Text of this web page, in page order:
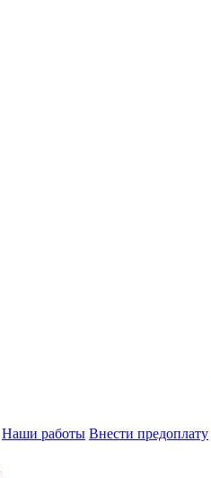
Наши работы Внести предоплату